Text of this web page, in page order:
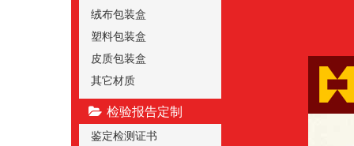
绒布包装盒
塑料包装盒
皮质包装盒
其它材质
检验报告定制
鉴定检测证书